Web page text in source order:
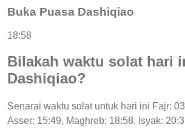
Buka Puasa Dashiqiao
18:58
Bilakah waktu solat hari
Dashiqiao?
Senarai waktu solat untuk hari ini Fajr:
Asser: 15:49, Maghreb: 18:58, Isyak: